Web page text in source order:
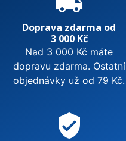
Doprava zdarma od
3 000 Kč
Nad 3 000 Kč máte
dopravu zdarma. Ostatní
objednávky už od 79 Kč.
verified_user